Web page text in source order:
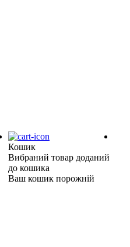
Кошик
Вибраний товар доданий
до кошика
Ваш кошик порожній